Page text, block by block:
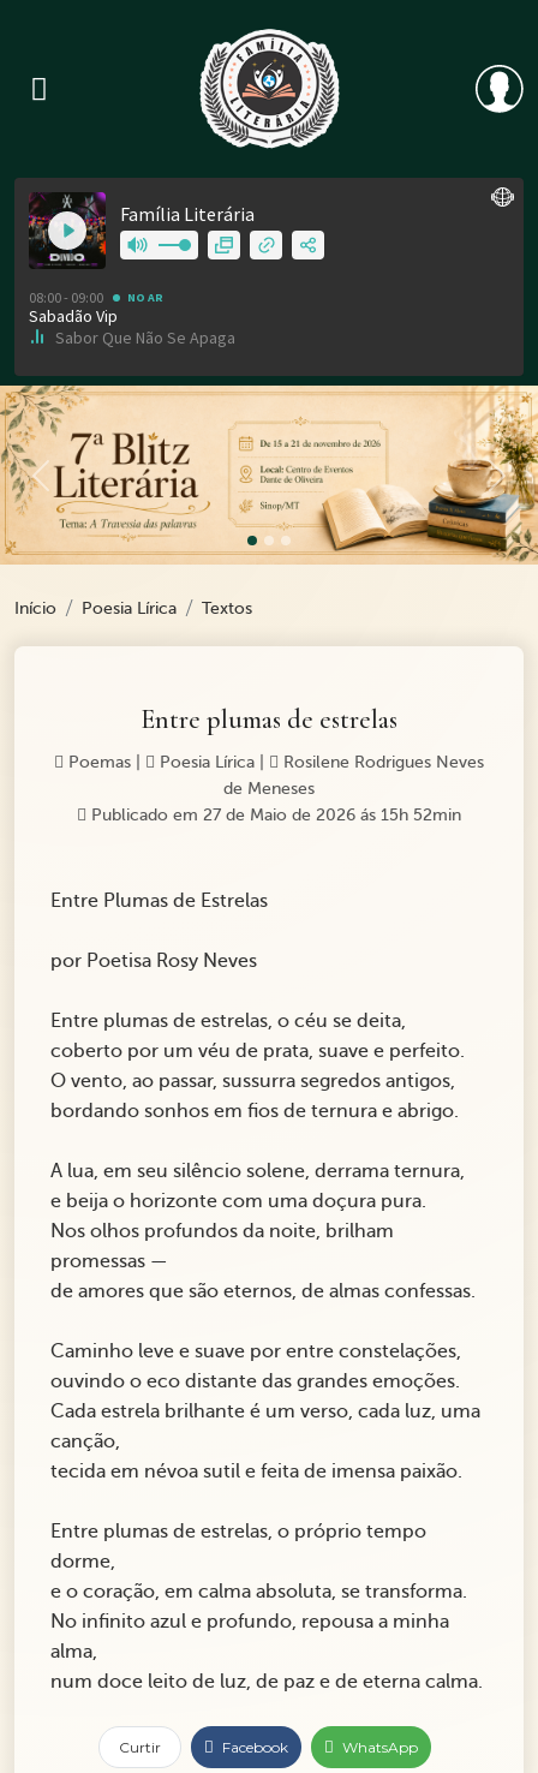
Previous
Início Poesia Lírica Textos
Entre plumas de estrelas
Poemas Poesia Lírica
Rosilene Rodrigues Neves
de Meneses
Publicado em 27 de Maio de 2026 ás 15h 52min
Entre Plumas de Estrelas
por Poetisa Rosy Neves
Entre plumas de estrelas, o céu se deita,
coberto por um véu de prata, suave e perfeito.
O vento, ao passar, sussurra segredos antigos,
bordando sonhos em fios de ternura e abrigo.
A lua, em seu silêncio solene, derrama ternura,
e beija o horizonte com uma doçura pura.
Nos olhos profundos da noite, brilham
promessas —
de amores que são eternos, de almas confessas.
Caminho leve e suave por entre constelações,
ouvindo o eco distante das grandes emoções.
Cada estrela brilhante é um verso, cada luz, uma
canção,
tecida em névoa sutil e feita de imensa paixão.
Entre plumas de estrelas, o próprio tempo
dorme,
e o coração, em calma absoluta, se transforma.
No infinito azul e profundo, repousa a minha
alma,
num doce leito de luz, de paz e de eterna calma.
Curtir Facebook WhatsApp